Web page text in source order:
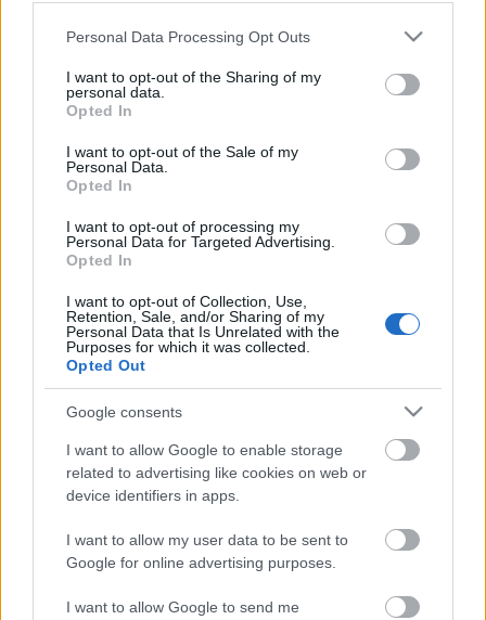
Please note that this website/app uses one or more Google
not limited to your visit or usage behaviour. You may click to
grant or deny consent to Google and its third-party tags to
use your data for below specified purposes in below Google
consent section.
Personal Data Processing Opt Outs
I want to opt-out of the Sharing of my
personal data.
Opted In
I want to opt-out of the Sale of my
Personal Data.
Opted In
I want to opt-out of processing my
Personal Data for Targeted Advertising.
Opted In
I want to opt-out of Collection, Use,
Retention, Sale, and/or Sharing of my
Personal Data that Is Unrelated with the
Purposes for which it was collected.
Opted Out
Google consents
I want to allow Google to enable storage
related to advertising like cookies on web or
device identifiers in apps.
I want to allow my user data to be sent to
Google for online advertising purposes.
I want to allow Google to send me
molestias en el pubis, pero debería estar disponible para el
de las posiciones en el centro del campo.
Actualidad Comunio: alarma en el Madrid
concentración de la Selección
Alemana por molestias en los
Valverde padece una dolencia
muscular. Repasamos las noticias
sobre lesionados del 24 de marzo.
Atlético
Posible alineación
: Oblak – Trippier, Savic, Giménez
(Felipe), Hermoso, Lodi – Koke, Marcos Llorente, Lemar,
Estos jugadores son baja: Carrasco (sancionado).
Estos jugadores son duda: Joao Félix (molestias).